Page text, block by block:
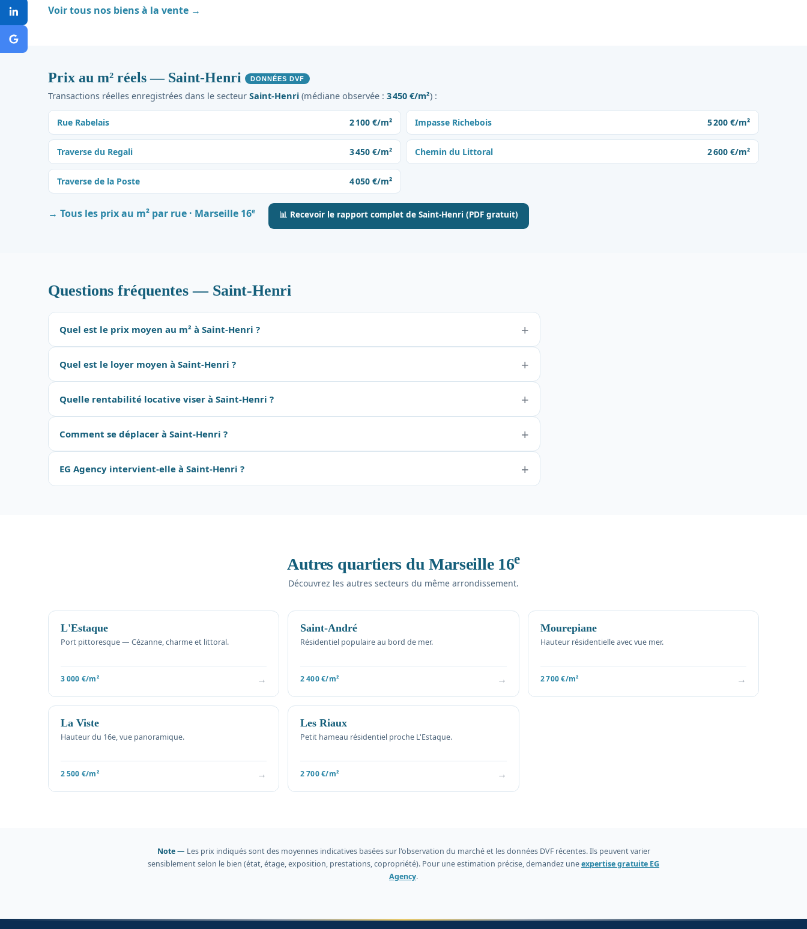
Voir tous nos biens à la vente →
Prix au m² réels — Saint-Henri DONNÉES DVF
Transactions réelles enregistrées dans le secteur Saint-Henri (médiane observée : 3 450 €/m²) :
Rue Rabelais 2 100 €/m² Impasse Richebois 5 200 €/m²
Traverse du Regali 3 450 €/m² Chemin du Littoral 2 600 €/m²
Traverse de la Poste 4 050 €/m²
→ Tous les prix au m² par rue · Marseille 16e 📊 Recevoir le rapport complet de Saint-Henri (PDF gratuit)
Questions fréquentes — Saint-Henri
Quel est le prix moyen au m² à Saint-Henri ?
Quel est le loyer moyen à Saint-Henri ?
Quelle rentabilité locative viser à Saint-Henri ?
Comment se déplacer à Saint-Henri ?
EG Agency intervient-elle à Saint-Henri ?
Autres quartiers du Marseille 16e
Découvrez les autres secteurs du même arrondissement.
L'Estaque
Port pittoresque — Cézanne, charme et littoral.
3 000 €/m² →
Saint-André
Résidentiel populaire au bord de mer.
2 400 €/m² →
Mourepiane
Hauteur résidentielle avec vue mer.
2 700 €/m² →
La Viste
Hauteur du 16e, vue panoramique.
2 500 €/m² →
Les Riaux
Petit hameau résidentiel proche L'Estaque.
2 700 €/m² →
Note — Les prix indiqués sont des moyennes indicatives basées sur l'observation du marché et les données DVF récentes. Ils peuvent varier
sensiblement selon le bien (état, étage, exposition, prestations, copropriété). Pour une estimation précise, demandez uneexpertise gratuite EG
Agency.